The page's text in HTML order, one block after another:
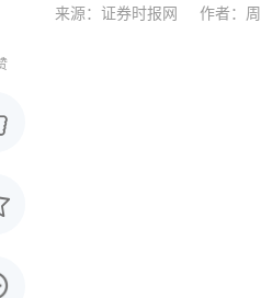
来源：证券时报网 作者：